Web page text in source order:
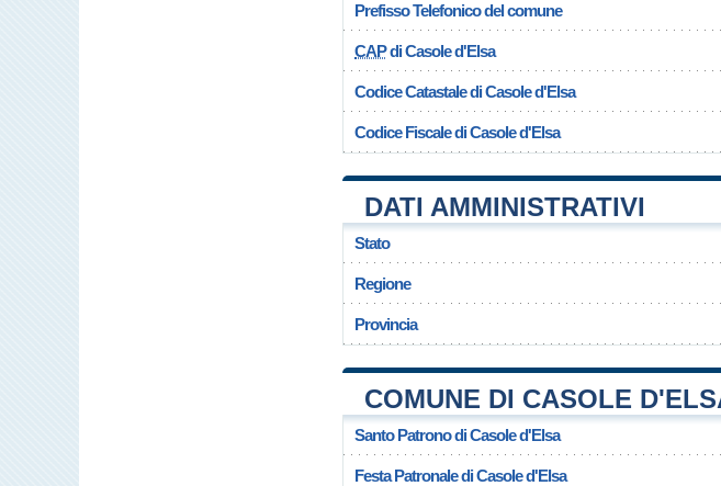
Prefisso Telefonico del comune
CAPdi Casole d'Elsa
Codice Catastale di Casole d'Elsa
Codice Fiscale di Casole d'Elsa
DATI AMMINISTRATIVI
Stato
Regione
Provincia
COMUNE DI CASOLE
Santo Patrono di Casole d'Elsa
Festa Patronale di Casole d'Elsa